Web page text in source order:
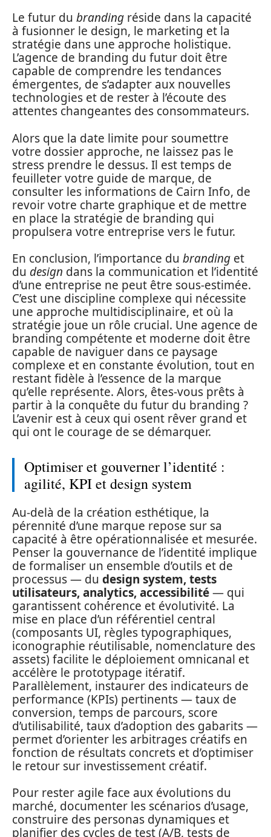
Le futur du branding réside dans la capacité
à fusionner le design, le marketing et la
stratégie dans une approche holistique.
L’agence de branding du futur doit être
capable de comprendre les tendances
émergentes, de s’adapter aux nouvelles
technologies et de rester à l’écoute des
attentes changeantes des consommateurs.
Alors que la date limite pour soumettre
votre dossier approche, ne laissez pas le
stress prendre le dessus. Il est temps de
feuilleter votre guide de marque, de
consulter les informations de Cairn Info, de
revoir votre charte graphique et de mettre
en place la stratégie de branding qui
propulsera votre entreprise vers le futur.
En conclusion, l’importance du branding et
du design dans la communication et l’identité
d’une entreprise ne peut être sous-estimée.
C’est une discipline complexe qui nécessite
une approche multidisciplinaire, et où la
stratégie joue un rôle crucial. Une agence de
branding compétente et moderne doit être
capable de naviguer dans ce paysage
complexe et en constante évolution, tout en
restant fidèle à l’essence de la marque
qu’elle représente. Alors, êtes-vous prêts à
partir à la conquête du futur du branding ?
L’avenir est à ceux qui osent rêver grand et
qui ont le courage de se démarquer.
Optimiser et gouverner l’identité :
agilité, KPI et design system
Au-delà de la création esthétique, la
pérennité d’une marque repose sur sa
capacité à être opérationnalisée et mesurée.
Penser la gouvernance de l’identité implique
de formaliser un ensemble d’outils et de
processus — du design system, tests
utilisateurs, analytics, accessibilité— qui
garantissent cohérence et évolutivité. La
mise en place d’un référentiel central
(composants UI, règles typographiques,
iconographie réutilisable, nomenclature des
assets) facilite le déploiement omnicanal et
accélère le prototypage itératif.
Parallèlement, instaurer des indicateurs de
performance (KPIs) pertinents — taux de
conversion, temps de parcours, score
d’utilisabilité, taux d’adoption des gabarits —
permet d’orienter les arbitrages créatifs en
fonction de résultats concrets et d’optimiser
le retour sur investissement créatif.
Pour rester agile face aux évolutions du
marché, documenter les scénarios d’usage,
construire des personas dynamiques et
planifier des cycles de test (A/B, tests de